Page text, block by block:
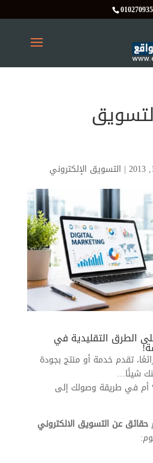
| التسويق الإلكتروني
الطرق التقليدية في
تقدم خدمة أو منتج بجودة
شيئًا…
أم في طريقة وصولك إلى
حقائق عن التسويق الالكتروني